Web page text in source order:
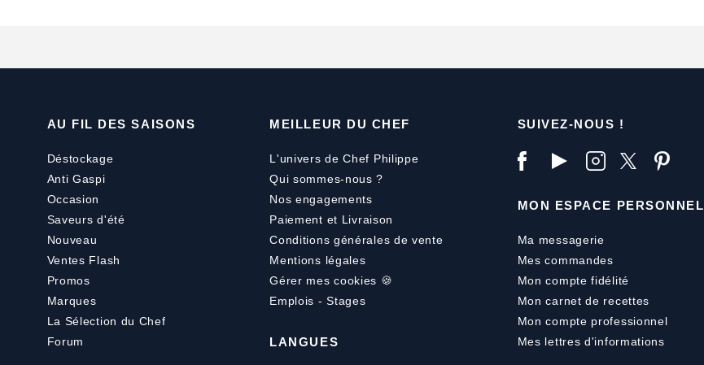
AU FIL DES SAISONS
Déstockage
Anti Gaspi
Occasion
Saveurs d'été
Nouveau
Ventes Flash
Promos
Marques
La Sélection du Chef
Forum
MEILLEUR DU CHEF
L'univers de Chef Philippe
Qui sommes-nous ?
Nos engagements
Paiement et Livraison
Conditions générales de vente
Mentions légales
Gérer mes cookies 🍪
Emplois - Stages
LANGUES
SUIVEZ-NOUS !
MON ESPACE PERSONNEL
Ma messagerie
Mes commandes
Mon compte fidélité
Mon carnet de recettes
Mon compte professionnel
Mes lettres d'informations